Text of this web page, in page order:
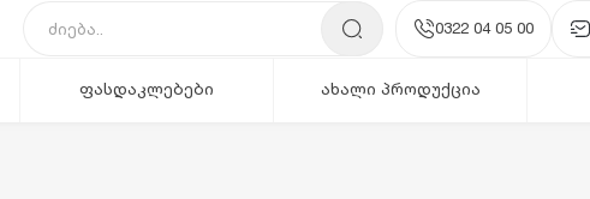
0322 04 05 00
ფასდაკლებები ახალი პროდუქცია